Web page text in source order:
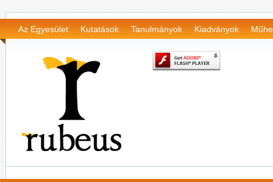
Az Egyesület Kutatások Tanulmányok Kiadványok